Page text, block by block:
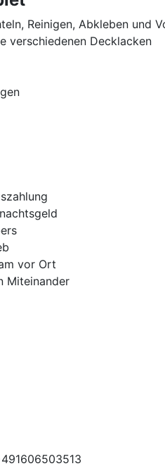
Reinigen, Abkleben und
verschiedenen Decklacken
vor Ort
Miteinander